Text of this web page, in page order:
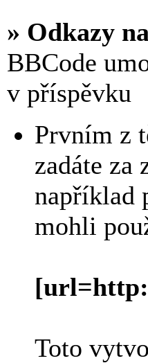
» Odkazy
BBCode
v příspěvku
Prvním z
zadáte za
například
mohli
Toto